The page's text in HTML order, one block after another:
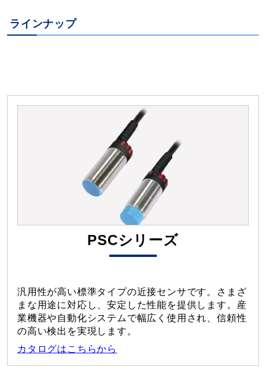
ラインナップ
PSCシリーズ
汎用性が高い標準タイプの近接センサです。さまざ
まな用途に対応し、安定した性能を提供します。産
業機器や自動化システムで幅広く使用され、信頼性
の高い検出を実現します。
カタログはこちらから